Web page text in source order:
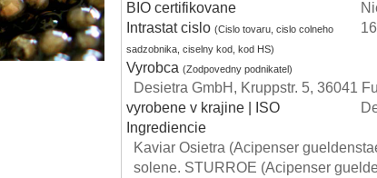
BIO certifikovane
Intrastat cislo(Cislo tovaru, cislo colneho
sadzobnika, ciselny kod, kod HS)
Vyrobca(Zodpovedny podnikatel)
Desietra GmbH, Kruppstr. 5, 36041
vyrobene v krajine | ISO
Ingrediencie
Kaviar Osietra (Acipenser
solene. STURROE (Acipenser